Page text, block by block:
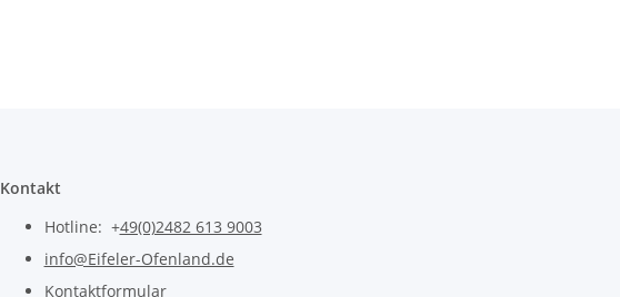
Kontakt
Hotline: +49(0)2482 613 9003
info@Eifeler-Ofenland.de
Kontaktformular